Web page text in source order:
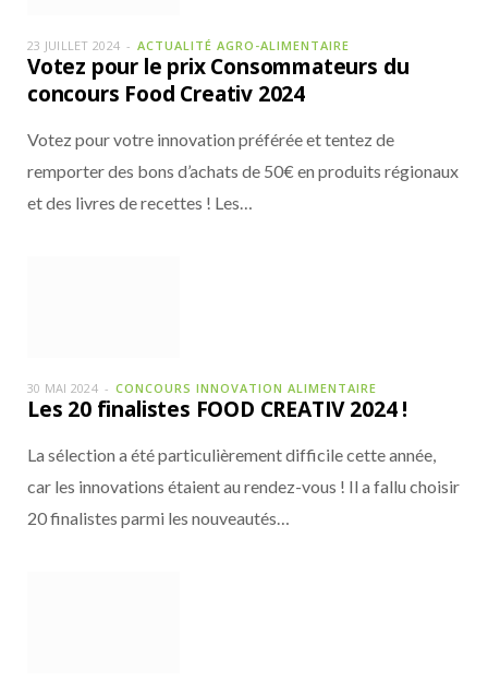
23 JUILLET 2024 ACTUALITÉ AGRO-ALIMENTAIRE
Votez pour le prix Consommateurs du
concours Food Creativ 2024
Votez pour votre innovation préférée et tentez de
remporter des bons d’achats de 50€ en produits régionaux
et des livres de recettes ! Les…
30 MAI 2024 CONCOURS INNOVATION ALIMENTAIRE
Les 20 finalistes FOOD CREATIV 2024 !
La sélection a été particulièrement difficile cette année,
car les innovations étaient au rendez-vous ! Il a fallu choisir
20 finalistes parmi les nouveautés…